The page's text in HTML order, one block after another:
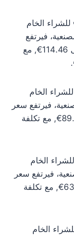
عيار 18 اليوم يبلغ 101.02€ للشراء الخام
فيرتفع
سعر الشراء إلى 111.12€ وسعر البيع إلى 114.46€, مع
عيار 14 اليوم يبلغ 78.57€ للشراء الخام
فيرتفع سعر
الشراء إلى 86.43€ وسعر البيع إلى 89.02€, مع تكلفة
عيار 10 اليوم يبلغ 56.12€ للشراء الخام
فيرتفع سعر
الشراء إلى 61.73€ وسعر البيع إلى 63.59€, مع تكلفة
6 اليوم يبلغ 33.67€ للشراء الخام